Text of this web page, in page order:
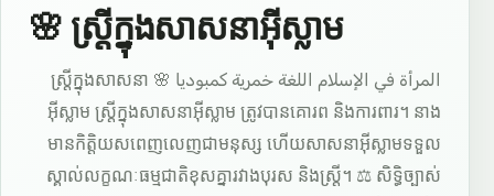
🌸 ស្ត្រីក្នុងសាសនាអ៊ីស្លាម
المرأة في الإسلام اللغة خمرية كمبوديا 🌸 ស្ត្រីក្នុងសាសនា
អ៊ីស្លាម ស្ត្រីក្នុងសាសនាអ៊ីស្លាម ត្រូវបានគោរព និងការពារ។ នាង
មានកិត្តិយសពេញលេញជាមនុស្ស ហើយសាសនាអ៊ីស្លាមទទួល
ស្គាល់លក្ខណៈធម្មជាតិខុសគ្នារវាងបុរស និងស្ត្រី។ ⚖️ សិទ្ធិច្បាស់